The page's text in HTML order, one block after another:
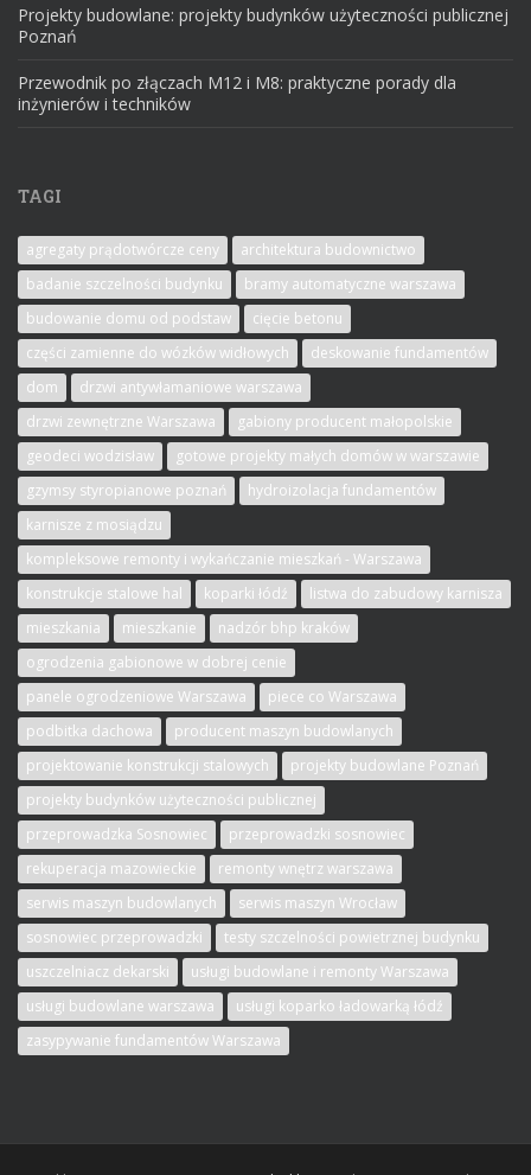
Projekty budowlane: projekty budynków użyteczności publicznej
Poznań
Przewodnik po złączach M12 i M8: praktyczne porady dla
inżynierów i techników
TAGI
agregaty prądotwórcze ceny
architektura budownictwo
badanie szczelności budynku
bramy automatyczne warszawa
budowanie domu od podstaw
cięcie betonu
części zamienne do wózków widłowych
deskowanie fundamentów
dom
drzwi antywłamaniowe warszawa
drzwi zewnętrzne Warszawa
gabiony producent małopolskie
geodeci wodzisław
gotowe projekty małych domów w warszawie
gzymsy styropianowe poznań
hydroizolacja fundamentów
karnisze z mosiądzu
kompleksowe remonty i wykańczanie mieszkań - Warszawa
konstrukcje stalowe hal
koparki łódź
listwa do zabudowy karnisza
mieszkania
mieszkanie
nadzór bhp kraków
ogrodzenia gabionowe w dobrej cenie
panele ogrodzeniowe Warszawa
piece co Warszawa
podbitka dachowa
producent maszyn budowlanych
projektowanie konstrukcji stalowych
projekty budowlane Poznań
projekty budynków użyteczności publicznej
przeprowadzka Sosnowiec
przeprowadzki sosnowiec
rekuperacja mazowieckie
remonty wnętrz warszawa
serwis maszyn budowlanych
serwis maszyn Wrocław
sosnowiec przeprowadzki
testy szczelności powietrznej budynku
uszczelniacz dekarski
usługi budowlane i remonty Warszawa
usługi budowlane warszawa
usługi koparko ładowarką łódź
zasypywanie fundamentów Warszawa